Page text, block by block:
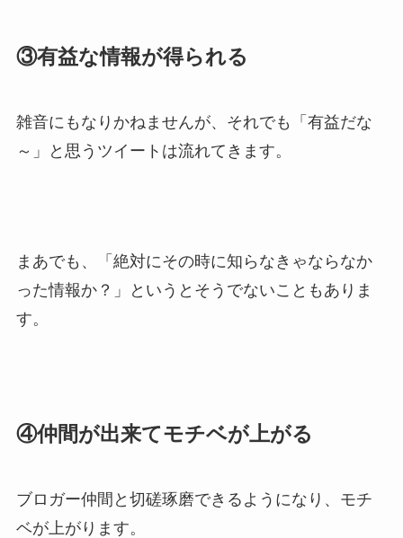
③有益な情報が得られる
雑音にもなりかねませんが、それでも「有益だな
～」と思うツイートは流れてきます。
まあでも、「絶対にその時に知らなきゃならなか
った情報か？」というとそうでないこともありま
す。
④仲間が出来てモチベが上がる
ブロガー仲間と切磋琢磨できるようになり、モチ
ベが上がります。